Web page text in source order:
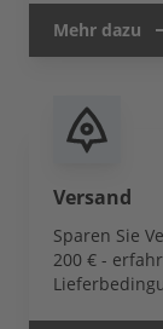
Mehr dazu
Versand
Sparen Sie
200 € -